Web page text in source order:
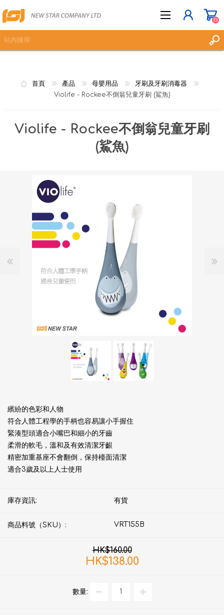
立即登記
(0)
首頁 產品 母嬰用品
牙刷及牙刷消毒器
Violife - Rockee不倒翁兒童牙刷 (鯊魚)
Violife - Rockee不倒翁兒童牙刷
(鯊魚)
繽紛的色彩和人物
符合人體工程學的手柄也容易讓小手握住
緊湊型頭適合小嘴巴和細小的牙齒
柔滑的軟毛，溫和及有效清潔牙齦
精密加重基座不會翻倒，保持檯面清潔
適合3歲及以上人士使用
庫存資訊: 有貨
商品料號（SKU）: VRT155B
HK$160.00
HK$138.00
數量: